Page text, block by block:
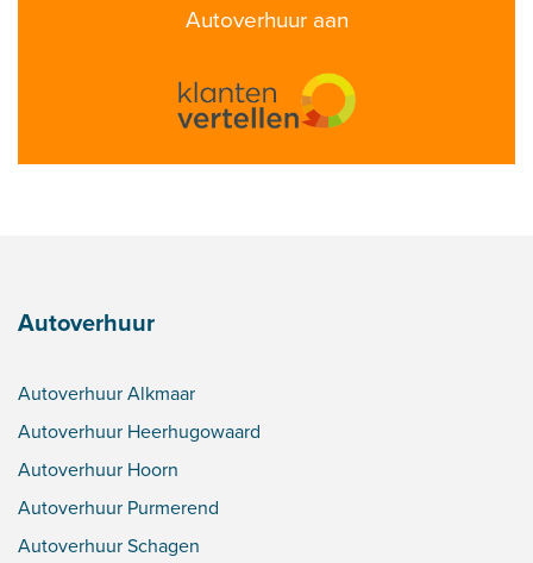
Autoverhuur aan
Autoverhuur
Autoverhuur Alkmaar
Autoverhuur Heerhugowaard
Autoverhuur Hoorn
Autoverhuur Purmerend
Autoverhuur Schagen